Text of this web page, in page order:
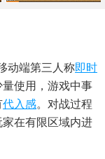
动端第三人称即时
量使用，游戏中事
代入感。对战过程
在有限区域内进